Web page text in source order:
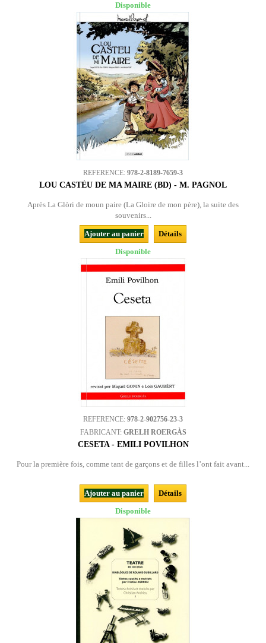
Disponible
REFERENCE: 978-2-8189-7659-3
LOU CASTÈU DE MA MAIRE (BD) - M. PAGNOL
Après La Glòri de moun paire (La Gloire de mon père), la suite des
souvenirs...
Ajouter au panier
Détails
Disponible
REFERENCE: 978-2-902756-23-3
FABRICANT: GRELH ROERGÀS
CESETA - EMILI POVILHON
Pour la première fois, comme tant de garçons et de filles l’ont fait avant...
Ajouter au panier
Détails
Disponible